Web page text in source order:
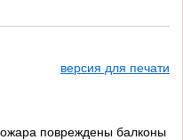
версия для печати
повреждены балконы